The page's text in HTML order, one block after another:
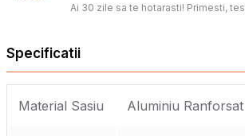
Ai 30 zile sa te hotarasti! Primesti,
Specificatii
Material Sasiu Aluminiu Ranforsat